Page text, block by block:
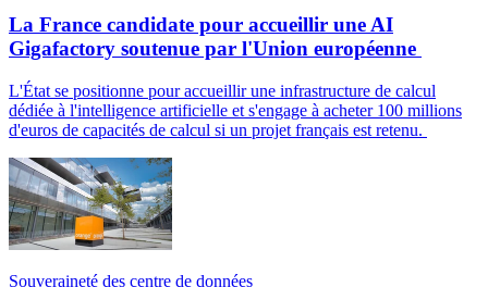
La France candidate pour accueillir une AI
Gigafactory soutenue par l'Union européenne
L'État se positionne pour accueillir une infrastructure de calcul
dédiée à l'intelligence artificielle et s'engage à acheter 100 millions
d'euros de capacités de calcul si un projet français est retenu.
Souveraineté des centre de données